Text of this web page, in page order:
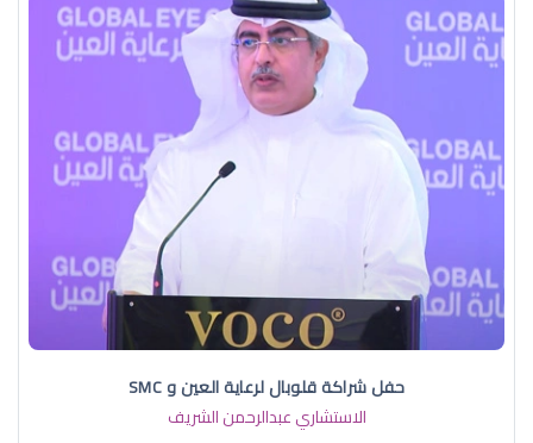
حفل شراكة قلوبال لرعاية العين و SMC
الاستشاري عبدالرحمن الشريف